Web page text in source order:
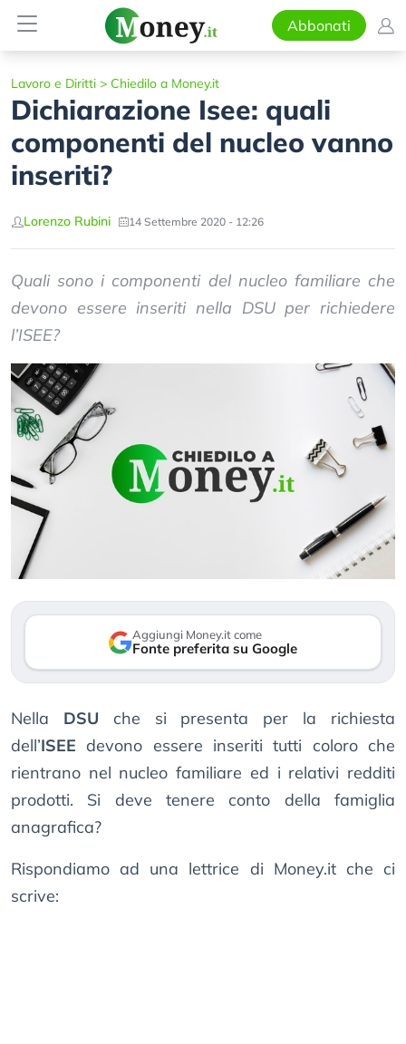
Abbonati
Lavoro e Diritti > Chiedilo a Money.it
Dichiarazione Isee: quali
componenti del nucleo vanno
inseriti?
Lorenzo Rubini 14 Settembre 2020 - 12:26
Quali sono i componenti del nucleo familiare che
devono essere inseriti nella DSU per richiedere
l’ISEE?
Aggiungi Money.it come
Fonte preferita su Google
Nella DSU che si presenta per la richiesta
dell’ISEE devono essere inseriti tutti coloro che
rientrano nel nucleo familiare ed i relativi redditi
prodotti. Si deve tenere conto della famiglia
anagrafica?
Rispondiamo ad una lettrice di Money.it che ci
scrive: